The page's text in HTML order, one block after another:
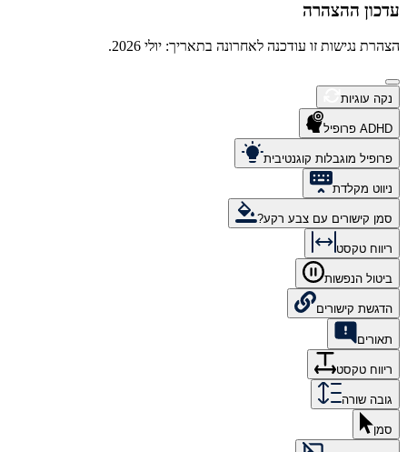
עדכון ההצהרה
הצהרת נגישות זו עודכנה לאחרונה בתאריך: יולי 2026.
נקה עוגיות
ADHD פרופיל
פרופיל מוגבלות קוגנטיבית
ניווט מקלדת
סמן קישורים עם צבע רקע?
ריווח טקסט
ביטול הנפשות
הדגשת קישורים
תאורים
ריווח טקסט
גובה שורה
סמן